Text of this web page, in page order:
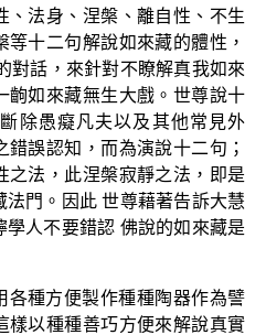
、法身、涅槃、離自性、不生
十二句解說如來藏的體性，
對話，來針對不瞭解真我如來
齣如來藏無生大戲。世尊說十
除愚癡凡夫以及其他常見外
誤認知，而為演說十二句；
之法，此涅槃寂靜之法，即是
門。因此 世尊藉著告訴大慧
人不要錯認 佛說的如來藏是
各種方便製作種種陶器作為譬
樣以種種善巧方便來解說真實